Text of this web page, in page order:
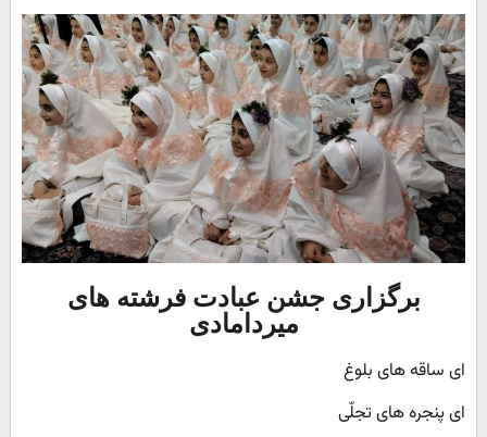
برگزاری جشن عبادت فرشته های
میردامادی
ای ساقه های بلوغ
ای پنجره های تجلّی